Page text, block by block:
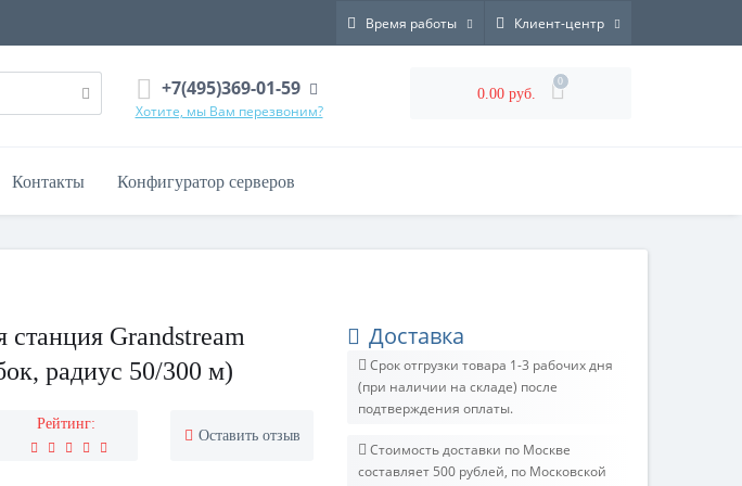
Время работы Клиент-центр
+7(495)369-01-59
Хотите, мы Вам перезвоним?
0.00 руб.
0
Контакты Конфигуратор серверов
станция Grandstream
радиус 50/300 м)
Рейтинг:
Оставить отзыв
Доставка
Срок отгрузки товара 1-3 рабочих дня
(при наличии на складе) после
подтверждения оплаты.
Стоимость доставки по Москве
составляет 500 рублей, по Московской